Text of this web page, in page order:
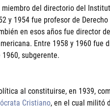
del directorio del
y 1954 fue profesor de
en esos años fue director
Entre 1958 y 1960 fue
subgerente.
al constituirse, en 1939,
Cristiano, en el cual militó